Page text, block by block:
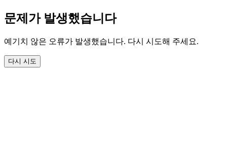
문제가 발생했습니다
예기치 않은 오류가 발생했습니다. 다시 시도해 주세요.
다시 시도